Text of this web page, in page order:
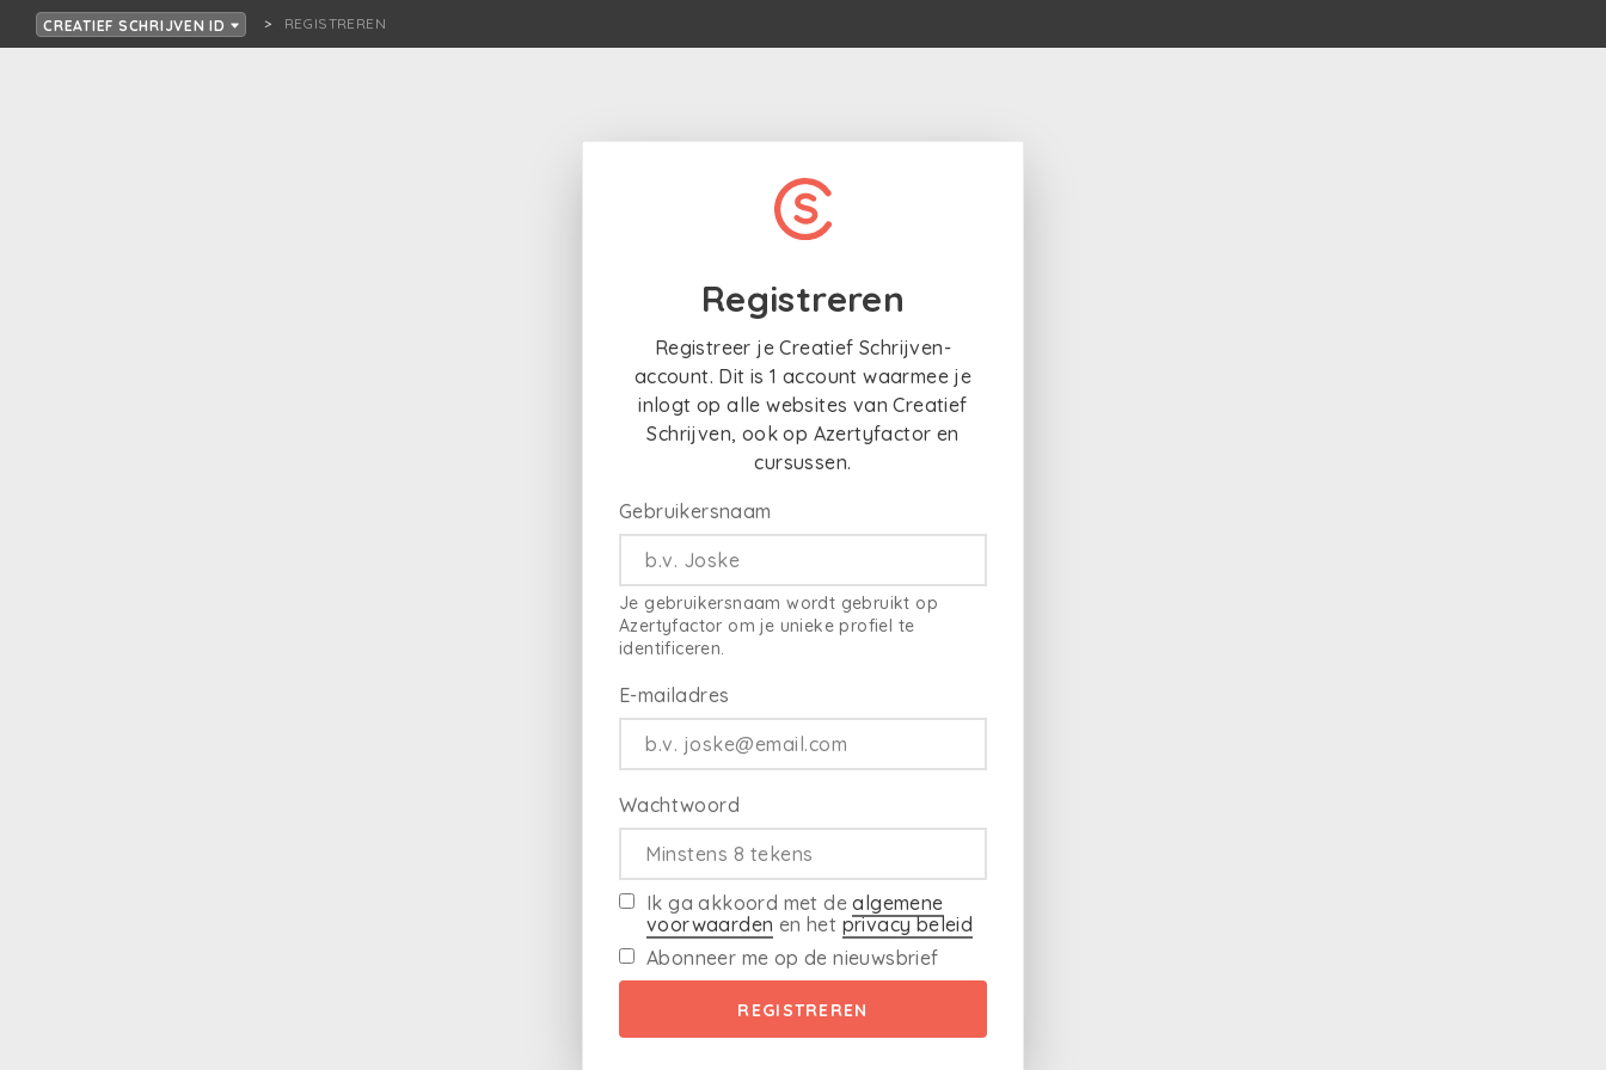
CREATIEF SCHRIJVEN ID REGISTREREN
Registreren
Registreer je Creatief Schrijven-
account. Dit is 1 account waarmee je
inlogt op alle websites van Creatief
Schrijven, ook op Azertyfactor en
cursussen.
Gebruikersnaam
Je gebruikersnaam wordt gebruikt op
Azertyfactor om je unieke profiel te
identificeren.
E-mailadres
Wachtwoord
Ik ga akkoord met dealgemene
voorwaarden en het privacy beleid
Abonneer me op de nieuwsbrief
REGISTREREN